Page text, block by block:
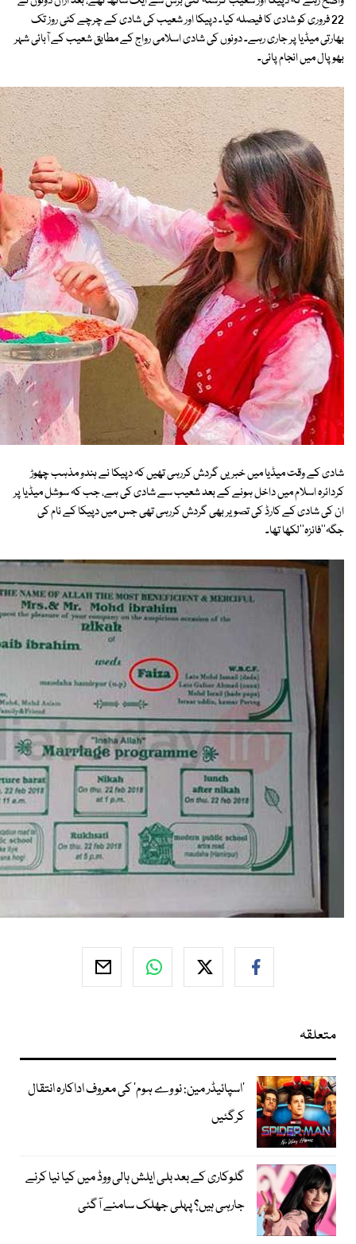
22 فروری کو شادی کا فیصلہ کیا۔ دپیکا اور شعیب کی شادی کے چرچے کئی روز تک
بھارتی میڈیا پر جاری رہے۔ دونوں کی شادی اسلامی رواج کے مطابق شعیب کے آبائی شہر
بھوپال میں انجام پائی۔
شادی کے وقت میڈیا میں خبریں گردش کررہی تھیں کہ دپیکا نے ہندو مذہب چھوڑ
کردائرہ اسلام میں داخل ہونے کے بعد شعیب سے شادی کی ہے، جب کہ سوشل میڈیا پر
ان کی شادی کے کارڈ کی تصویر بھی گردش کررہی تھی جس میں دپیکا کے نام کی
جگہ''فائزہ''لکھا تھا۔
متعلقہ
’اسپائیڈر مین: نو وے ہوم‘ کی معروف اداکارہ انتقال
کرگئیں
گلوکاری کے بعد بلی ایلش ہالی ووڈ میں کیا نیا کرنے
جارہی ہیں؟ پہلی جھلک سامنے آگئی